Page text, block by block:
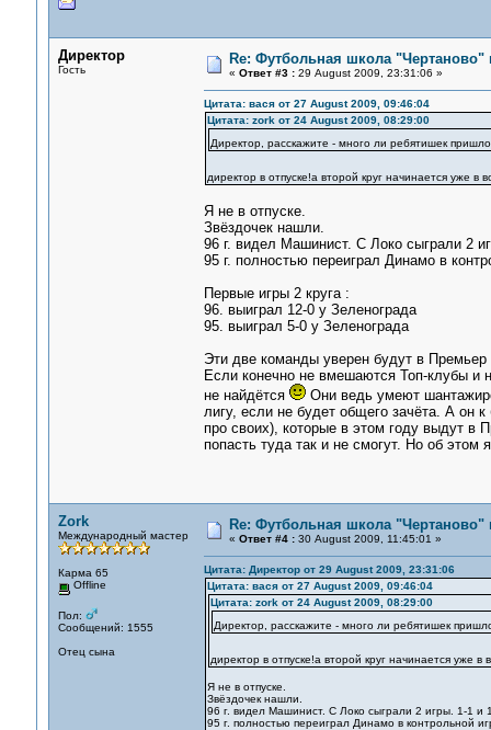
Директор
Гость
Re: Футбольная школа "Чертаново"
« Ответ #3 :29 August 2009, 23:31:06 »
Цитата: вася от 27 August 2009, 09:46:04
Цитата: zork от 24 August 2009, 08:29:00
Директор, расскажите - много ли ребятишек
директор в отпуске!а второй круг начинается уже в
Я не в отпуске.
Звёздочек нашли.
96 г. видел Машинист. С Локо сыграли 2
95 г. полностью переиграл Динамо в
Первые игры 2 круга :
96. выиграл 12-0 у Зеленограда
95. выиграл 5-0 у Зеленограда
Эти две команды уверен будут в Премьер
Если конечно не вмешаются Топ-клубы и
не найдётся
Они ведь умеют
лигу, если не будет общего зачёта. А он
про своих), которые в этом году выдут в
попасть туда так и не смогут. Но об этом
Zork
Международный мастер
Карма 65
Offline
Пол:
Сообщений: 1555
Отец сына
Re: Футбольная школа "Чертаново"
« Ответ #4 :30 August 2009, 11:45:01 »
Цитата: Директор от 29 August 2009, 23:31:06
Цитата: вася от 27 August 2009, 09:46:04
Цитата: zork от 24 August 2009, 08:29:00
Директор, расскажите - много ли ребятишек
директор в отпуске!а второй круг начинается уже в
Я не в отпуске.
Звёздочек нашли.
96 г. видел Машинист. С Локо сыграли 2 игры. 1-1 и
95 г. полностью переиграл Динамо в контрольной